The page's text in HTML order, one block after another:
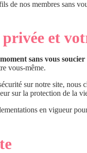
de nos membres sans
et
sans vous
vous-même.
sur notre site,
sur la protection de la
en vigueur